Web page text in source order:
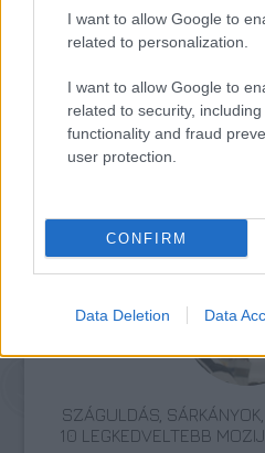
I want to allow Google to
related to personalization.
I want to allow Google to
related to security,
functionality and fraud
user protection.
CONFIRM
Data Deletion Data
NYOMÁBAN
SZÁGULDÁS,
10 LEGKEDVELTEBB